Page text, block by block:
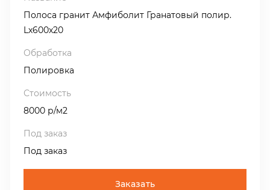
Полоса гранит Амфиболит Гранатовый полир.
Lх600х20
Полировка
8000 р/м2
Под заказ
Заказать